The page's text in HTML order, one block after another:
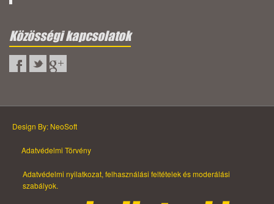
Közösségi kapcsolatok
Design By: NeoSoft
Adatvédelmi Törvény
Adatvédelmi nyilatkozat, felhasználási feltételek és moderálási
szabályok.